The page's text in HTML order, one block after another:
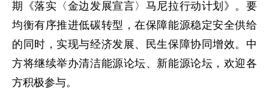
期《落实〈金边发展宣言〉马尼拉行动计划》。要
均衡有序推进低碳转型，在保障能源稳定安全供给
的同时，实现与经济发展、民生保障协同增效。中
方将继续举办清洁能源论坛、新能源论坛，欢迎各
方积极参与。